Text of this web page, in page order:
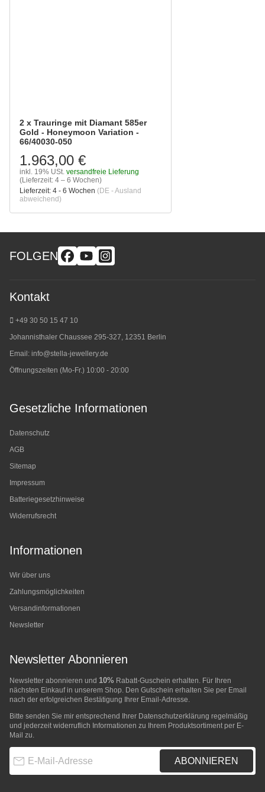
2 x Trauringe mit Diamant 585er
Gold - Honeymoon Variation -
66/40030-050
1.963,00 €
inkl. 19% USt. versandfreie Lieferung
(Lieferzeit: 4 – 6 Wochen)
Lieferzeit: 4 - 6 Wochen (DE - Ausland
abweichend)
FOLGEN
Kontakt
+49 30 50 15 47 10
Johannisthaler Chaussee 295-327, 12351 Berlin
Email: info@stella-jewellery.de
Öffnungszeiten (Mo-Fr.) 10:00 - 20:00
Gesetzliche Informationen
Datenschutz
AGB
Sitemap
Impressum
Batteriegesetzhinweise
Widerrufsrecht
Informationen
Wir über uns
Zahlungsmöglichkeiten
Versandinformationen
Newsletter
Newsletter Abonnieren
Newsletter abonnieren und 10% Rabatt-Guschein erhalten. Für Ihren
nächsten Einkauf in unserem Shop. Den Gutschein erhalten Sie per Email
nach der erfolgreichen Bestätigung Ihrer Email-Adresse.
Bitte senden Sie mir entsprechend Ihrer Datenschutzerklärung regelmäßig
und jederzeit widerruflich Informationen zu Ihrem Produktsortiment per E-
Mail zu.
ABONNIEREN